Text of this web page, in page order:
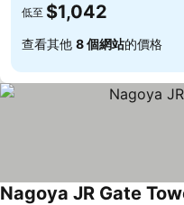
低至 $1,042
查看其他 8 個網站的價格
Nagoya JR Gate